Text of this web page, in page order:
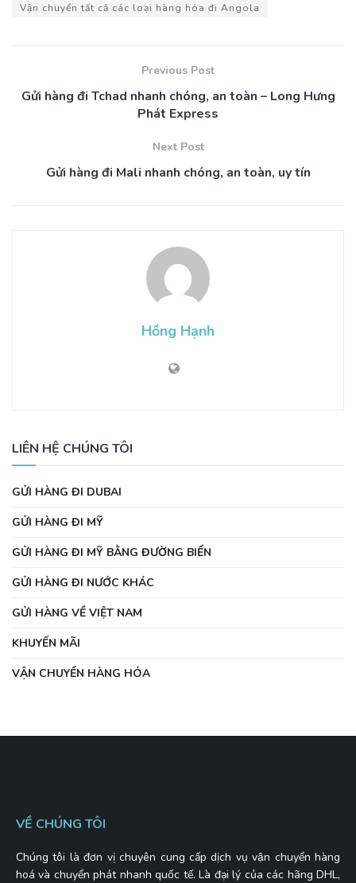
Vận chuyển tất cả các loại hàng hóa đi Angola
Previous Post
Gửi hàng đi Tchad nhanh chóng, an toàn – Long Hưng
Phát Express
Next Post
Gửi hàng đi Mali nhanh chóng, an toàn, uy tín
Hồng Hạnh
LIÊN HỆ CHÚNG TÔI
GỬI HÀNG ĐI DUBAI
GỬI HÀNG ĐI MỸ
GỬI HÀNG ĐI MỸ BẰNG ĐƯỜNG BIỂN
GỬI HÀNG ĐI NƯỚC KHÁC
GỬI HÀNG VỀ VIỆT NAM
KHUYẾN MÃI
VẬN CHUYỂN HÀNG HÓA
VỀ CHÚNG TÔI
Chúng tôi là đơn vị chuyên cung cấp dịch vụ vận chuyển hàng
hoá và chuyển phát nhanh quốc tế. Là đại lý của các hãng DHL,